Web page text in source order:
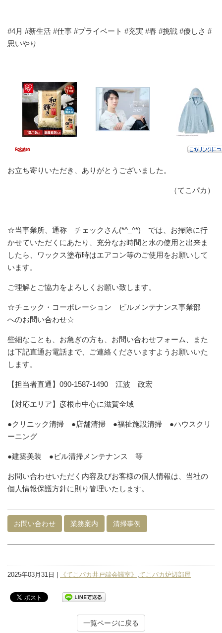
#4月 #新生活 #仕事 #プライベート #充実 #春 #挑戦 #優しさ #
思いやり
お立ち寄りいただき、ありがとうございました。
（てこパカ）
☆当事業所、通称 チェックさん(*^_^*) では、お掃除に行
かせていただくにあたり、充分なお時間と水の使用と出来ま
したら、ワックス塗布時はエアコン等のご使用をお願いして
います。
ご理解とご協力をよろしくお願い致します。
☆チェック・コーポレーション ビルメンテナンス事業部
へのお問い合わせ☆
些細なことも、お急ぎの方も、お問い合わせフォーム、また
は下記直通お電話まで、ご連絡くださいますようお願いいた
します。
【担当者直通】090-1587-1490 江波 政宏
【対応エリア】彦根市中心に滋賀全域
●クリニック清掃 ●店舗清掃 ●福祉施設清掃 ●ハウスクリ
ーニング
●建築美装 ●ビル清掃メンテナンス 等
お問い合わせいただく内容及びお客様の個人情報は、当社の
個人情報保護方針に則り管理いたします。
お問い合わせ 業務案内 清掃事例
2025年03月31日 | 《てこパカ井戸端会議室》 てこパカ炉辺部屋
一覧ページに戻る